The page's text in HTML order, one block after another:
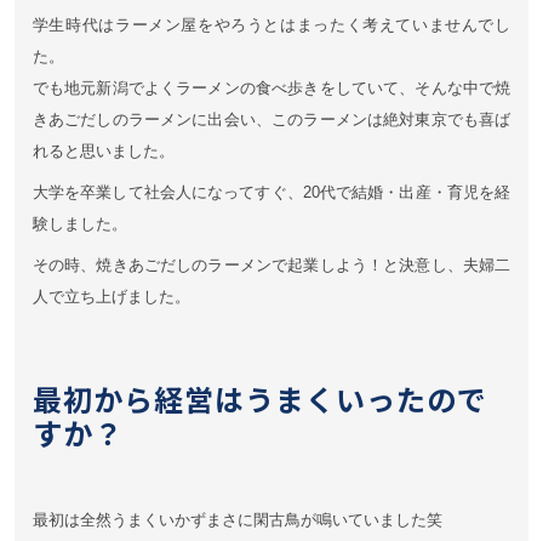
学生時代はラーメン屋をやろうとはまったく考えていませんでし
た。
でも地元新潟でよくラーメンの食べ歩きをしていて、そんな中で焼
きあごだしのラーメンに出会い、 このラーメンは絶対東京でも喜ば
れると思いました。
大学を卒業して社会人になってすぐ、20代で結婚・出産・育児を経
験しました。
その時、焼きあごだしのラーメンで起業しよう！と決意し、夫婦二
人で立ち上げました。
最初から経営はうまくいったので
すか？
最初は全然うまくいかずまさに閑古鳥が鳴いていました笑